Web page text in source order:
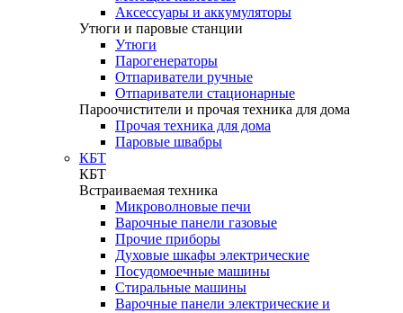
Аксессуары и аккумуляторы
Утюги и паровые станции
Утюги
Парогенераторы
Отпариватели ручные
Отпариватели стационарные
Пароочистители и прочая техника для дома
Прочая техника для дома
Паровые швабры
КБТ
КБТ
Встраиваемая техника
Микроволновые печи
Варочные панели газовые
Прочие приборы
Духовые шкафы электрические
Посудомоечные машины
Стиральные машины
Варочные панели электрические и